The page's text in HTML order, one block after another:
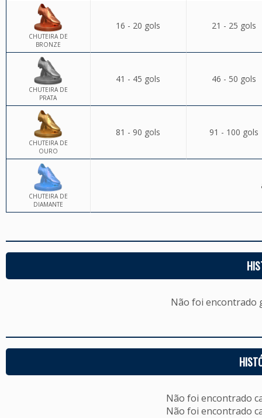
CHUTEIRA DE
BRONZE
16 - 20 gols 21 - 25 gols
CHUTEIRA DE
PRATA
41 - 45 gols 46 - 50 gols
CHUTEIRA DE
OURO
81 - 90 gols 91 - 100 gols
CHUTEIRA DE
DIAMANTE
Não foi encontrado
Não foi encontrado
Não foi encontrado